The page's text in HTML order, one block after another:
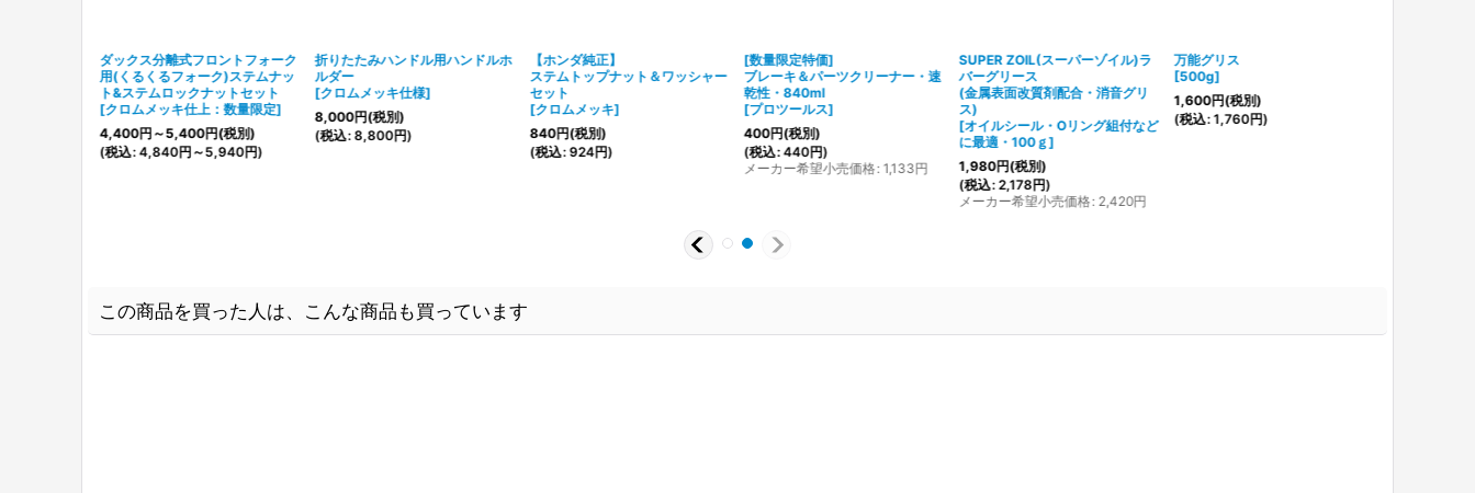
ダックス分離式フロントフォーク
用(くるくるフォーク)ステムナッ
ト&ステムロックナットセット
[クロムメッキ仕上：数量限定]
4,400円～5,400円(税別)
(税込: 4,840円～5,940円)
折りたたみハンドル用ハンドルホ
ルダー
[クロムメッキ仕様]
8,000円(税別)
(税込: 8,800円)
【ホンダ純正】
ステムトップナット＆ワッシャー
セット
[クロムメッキ]
840円(税別)
(税込: 924円)
[数量限定特価]
ブレーキ＆パーツクリーナー・速
乾性・840ml
[プロツールス]
400円(税別)
(税込: 440円)
メーカー希望小売価格: 1,133円
SUPER ZOIL(スーパーゾイル)ラ
バーグリース
(金属表面改質剤配合・消音グリ
ス)
[オイルシール・Oリング組付など
に最適・100ｇ]
1,980円(税別)
(税込: 2,178円)
メーカー希望小売価格: 2,420円
万能グリス
[500g]
1,600円(税別)
(税込: 1,760円)
この商品を買った人は、こんな商品も買っています